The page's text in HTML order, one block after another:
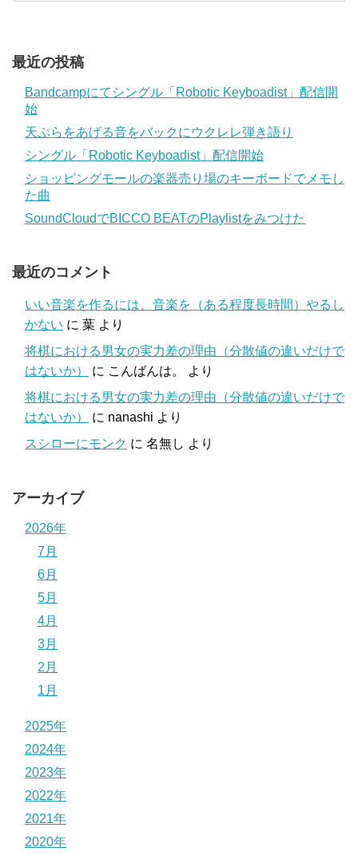
最近の投稿
Bandcampにてシングル「Robotic Keyboadist」配信開
始
天ぷらをあげる音をバックにウクレレ弾き語り
シングル「Robotic Keyboadist」配信開始
ショッピングモールの楽器売り場のキーボードでメモし
た曲
SoundCloudでBICCO BEATのPlaylistをみつけた
最近のコメント
いい音楽を作るには、音楽を（ある程度長時間）やるし
かない に 葉 より
将棋における男女の実力差の理由（分散値の違いだけで
はないか）
に こんばんは。
より
将棋における男女の実力差の理由（分散値の違いだけで
はないか）
に nanashi より
スシローにモンク に 名無し より
アーカイブ
2026年
7月
6月
5月
4月
3月
2月
1月
2025年
2024年
2023年
2022年
2021年
2020年